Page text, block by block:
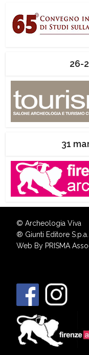
26-
31
© Archeologia Viva
® Giunti Editore S.p.a.
Web By PRISMA